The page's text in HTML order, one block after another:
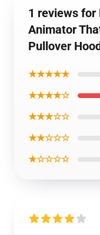
1 reviews for
Animator
Pullover
★★★★★
★★★★☆
★★★☆☆
★★☆☆☆
★☆☆☆☆